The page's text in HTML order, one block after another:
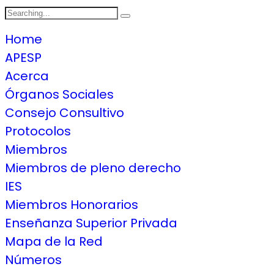
Search
Home
APESP
Acerca
Órganos Sociales
Consejo Consultivo
Protocolos
Miembros
Miembros de pleno derecho
IES
Miembros Honorarios
Enseñanza Superior Privada
Mapa de la Red
Números